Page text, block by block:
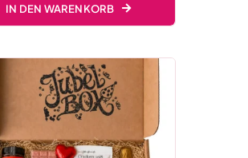
IN DEN WARENKORB